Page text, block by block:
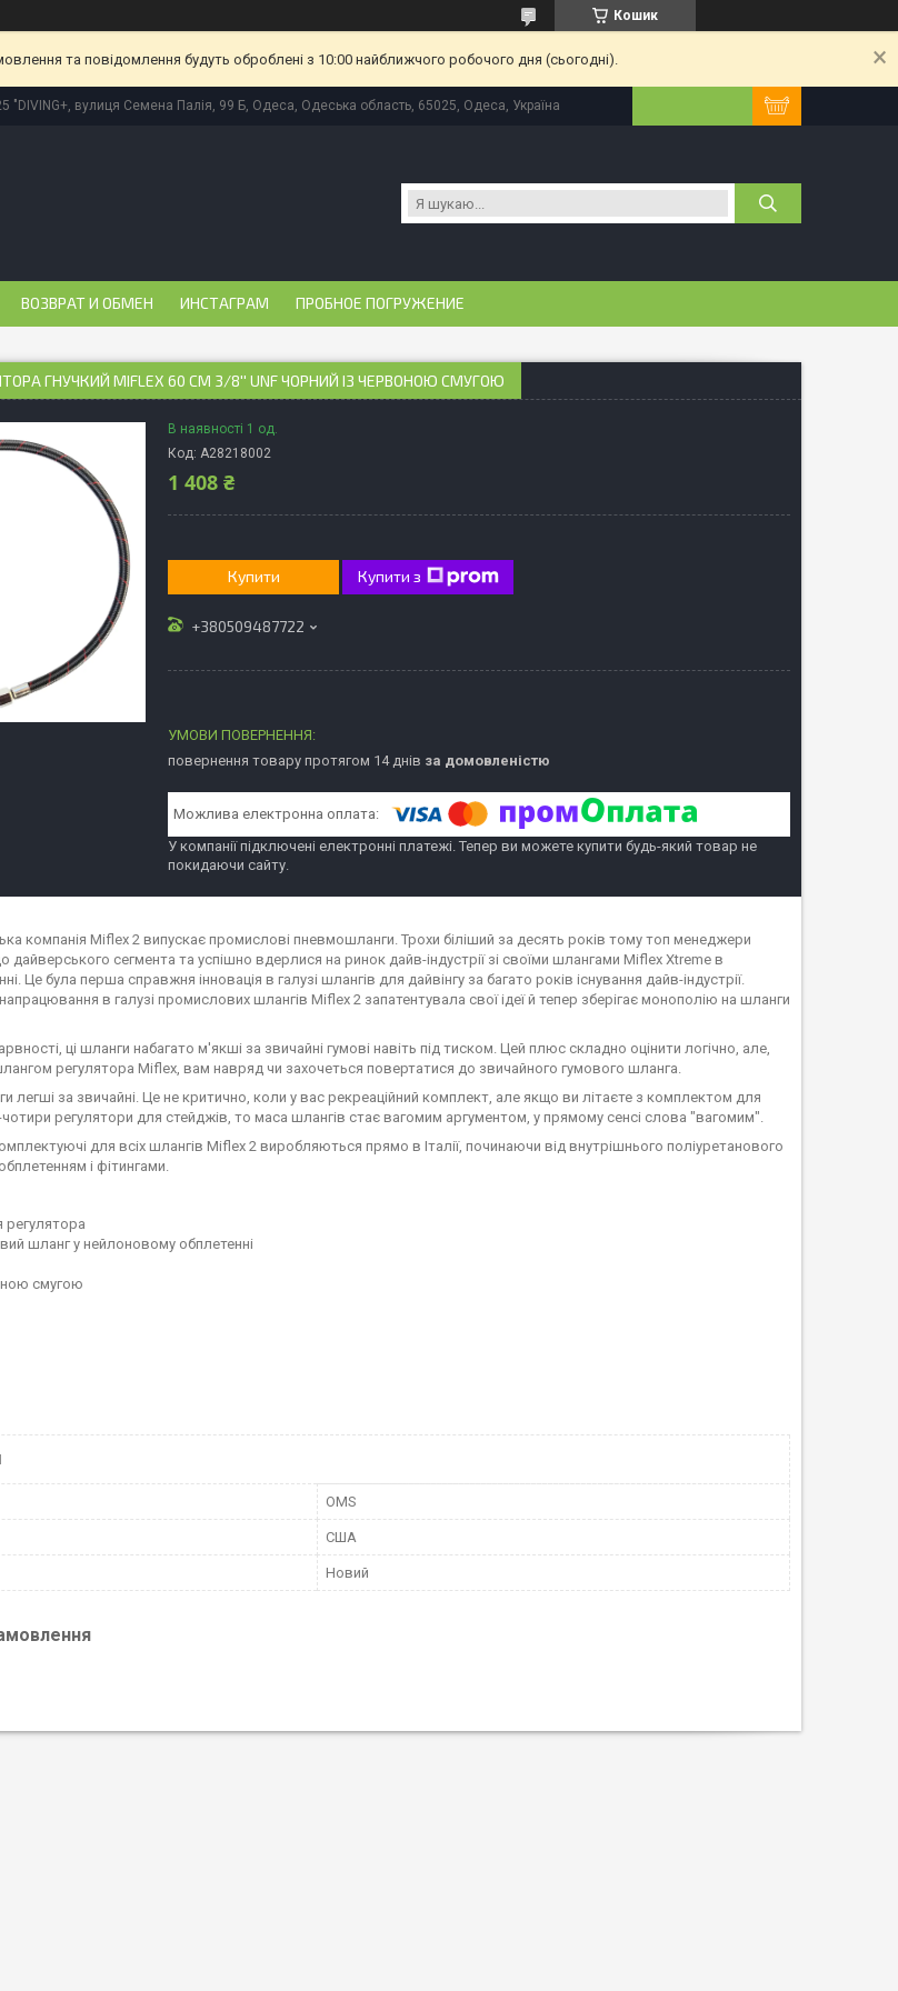
Кошик
та повідомлення будуть оброблені з 10:00 найближчого робочого дня (сьогодні).
"DIVING+, вулиця Семена Палія, 99 Б, Одеса, Одеська область, 65025, Одеса, Україна
ВОЗВРАТ И ОБМЕН ИНСТАГРАМ ПРОБНОЕ ПОГРУЖЕНИЕ
ГНУЧКИЙ MIFLEX 60 CM 3/8'' UNF ЧОРНИЙ ІЗ ЧЕРВОНОЮ СМУГОЮ
В наявності 1 од.
Код: A28218002
1 408 ₴
Купити Купити з
+380509487722
повернення товару протягом 14 днів за домовленістю
У компанії підключені електронні платежі. Тепер ви можете купити будь-який товар не
покидаючи сайту.
компанія Miflex 2 випускає промислові пневмошланги. Трохи біліший за десять років тому топ менеджери
дайверського сегмента та успішно вдерлися на ринок дайв-індустрії зі своїми шлангами Miflex Xtreme в
Це була перша справжня інновація в галузі шлангів для дайвінгу за багато років існування дайв-індустрії.
в галузі промислових шлангів Miflex 2 запатентувала свої ідеї й тепер зберігає монополію на шланги
ці шланги набагато м'якші за звичайні гумові навіть під тиском. Цей плюс складно оцінити логічно, але,
регулятора Miflex, вам навряд чи захочеться повертатися до звичайного гумового шланга.
легші за звичайні. Це не критично, коли у вас рекреаційний комплект, але якщо ви літаєте з комплектом для
регулятори для стейджів, то маса шлангів стає вагомим аргументом, у прямому сенсі слова "вагомим".
для всіх шлангів Miflex 2 виробляються прямо в Італії, починаючи від внутрішнього поліуретанового
і фітингами.
регулятора
шланг у нейлоновому обплетенні
смугою
OMS
США
Новий